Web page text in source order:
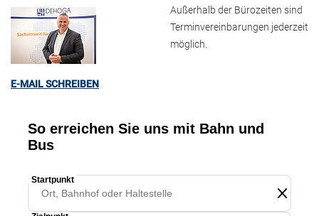
E-MAIL SCHREIBEN
Außerhalb der Bürozeiten sind
Terminvereinbarungen jederzeit
möglich.